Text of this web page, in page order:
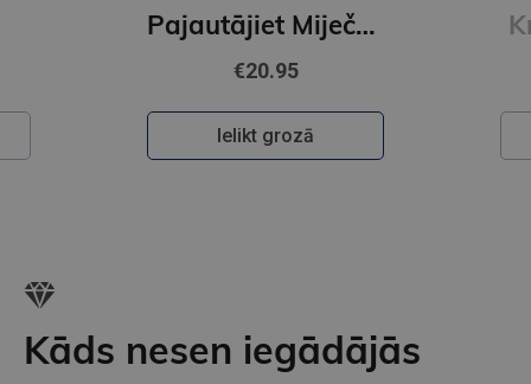
Krāsainā pasaule
€22.50
Ielikt grozā
Kāds nesen iegādājās